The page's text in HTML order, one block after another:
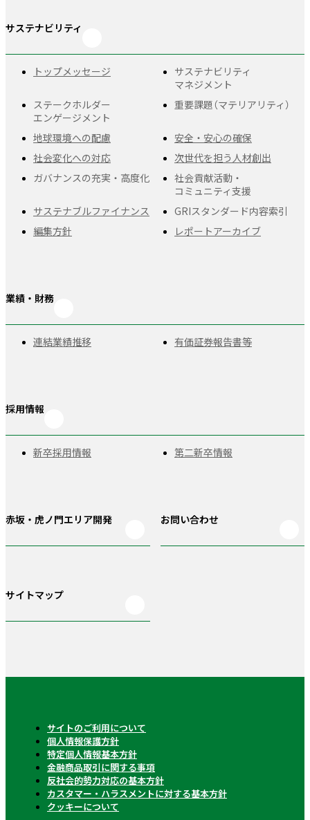
サステナビリティ
トップメッセージ
サステナビリティ
マネジメント
ステークホルダー
エンゲージメント
重要課題 （マテリアリティ）
地球環境への配慮 安全・安心の確保
社会変化への対応 次世代を担う人材創出
ガバナンスの充実・ 高度化
社会貢献活動・
コミュニティ支援
サステナブルファイナンス GRIスタンダード 内容索引
編集方針 レポートアーカイブ
業績・財務
連結業績推移 有価証券報告書等
採用情報
新卒採用情報 第二新卒情報
赤坂・虎ノ門 エリア開発 お問い合わせ
サイトマップ
サイトのご利用について
個人情報保護方針
特定個人情報基本方針
金融商品取引に関する事項
反社会的勢力対応の基本方針
カスタマー・ハラスメントに対する基本方針
クッキーについて